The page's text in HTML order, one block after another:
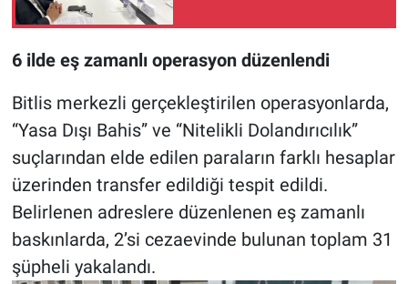
6 ilde eş zamanlı operasyon düzenlendi
Bitlis merkezli gerçekleştirilen operasyonlarda,
“Yasa Dışı Bahis” ve “Nitelikli Dolandırıcılık”
suçlarından elde edilen paraların farklı hesaplar
üzerinden transfer edildiği tespit edildi.
Belirlenen adreslere düzenlenen eş zamanlı
baskınlarda, 2’si cezaevinde bulunan toplam 31
şüpheli yakalandı.